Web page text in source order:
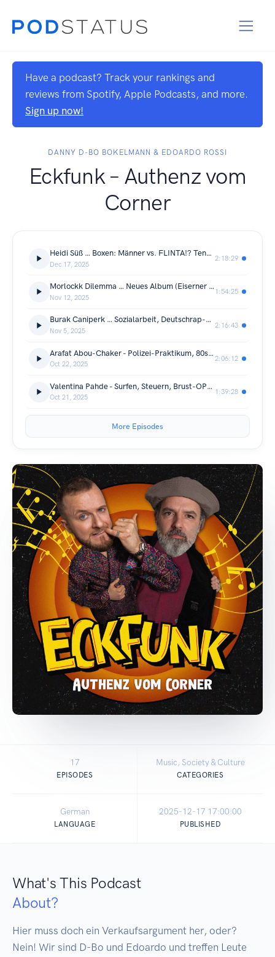
Have a podcast? Track your rankings and
reviews from Spotify, Apple Podcasts, and more.
Sign up now!
DANNY D-BO BOKELMANN & EDOARDO ROSSI
Eckfunk – Authenz vom
Corner
Heidi Süß … Boxen: Männer vs. FLINTA!? Tennis & HipHop-Sozialisation (Staffel 2, Folge 6)
Dec 17, 2025
2:18:29
Morlockk Dilemma … Neues Album (Eiserner Besen 3), Untergrund, Haltung & Deutschrap...
Nov 12, 2025
1:54:25
Burak Caniperk … Sozialarbeit, Deutschrap-Dschungel, bissige Wölfe & weiteres...
Nov 5, 2025
2:16:43
Arafat Abou-Chaker - Polizei-Praktikum, 80s-Berlin, Bushido & weiteres...
Oct 22, 2025
2:06:12
Valentina Pahde - Surfen, Steuern, Brust-OPs & weiteres...
Oct 21, 2025
1:39:28
More Episodes
17
EPISODES
Music, Society & Culture
CATEGORIES
German
LANGUAGE
2025-12-17 17:00:00
PUBLISHED
What's This Podcast
About?
Hier muss doch ein Verkaufsargument her, oder?
Nein! Wir sind D-Bo und Edoardo und treffen Leute